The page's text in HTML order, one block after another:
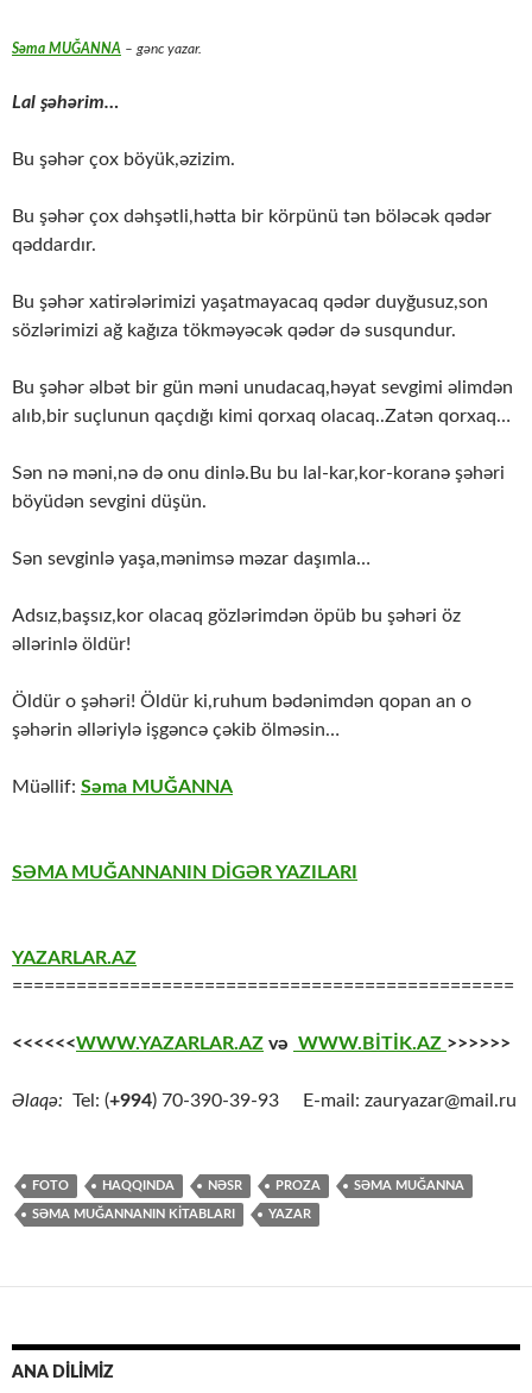
Səma MUĞANNA – gənc yazar.
Lal şəhərim…
Bu şəhər çox böyük,əzizim.
Bu şəhər çox dəhşətli,hətta bir körpünü tən böləcək qədər
qəddardır.
Bu şəhər xatirələrimizi yaşatmayacaq qədər duyğusuz,son
sözlərimizi ağ kağıza tökməyəcək qədər də susqundur.
Bu şəhər əlbət bir gün məni unudacaq,həyat sevgimi əlimdən
alıb,bir suçlunun qaçdığı kimi qorxaq olacaq..Zatən qorxaq…
Sən nə məni,nə də onu dinlə.Bu bu lal-kar,kor-koranə şəhəri
böyüdən sevgini düşün.
Sən sevginlə yaşa,mənimsə məzar daşımla…
Adsız,başsız,kor olacaq gözlərimdən öpüb bu şəhəri öz
əllərinlə öldür!
Öldür o şəhəri! Öldür ki,ruhum bədənimdən qopan an o
şəhərin əlləriylə işgəncə çəkib ölməsin…
Müəllif: Səma MUĞANNA
SƏMA MUĞANNANIN DİGƏR YAZILARI
YAZARLAR.AZ
===============================================
<<<<<<WWW.YAZARLAR.AZ və WWW.BİTİK.AZ >>>>>>
Əlaqə: Tel: (+994) 70-390-39-93 E-mail: zauryazar@mail.ru
FOTO HAQQINDA NƏSR PROZA SƏMA MUĞANNA
SƏMA MUĞANNANIN KİTABLARI YAZAR
ANA DİLİMİZ